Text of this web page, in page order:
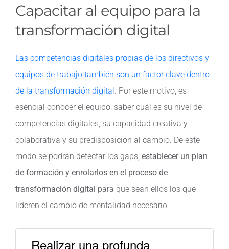
Capacitar al equipo para la
transformación digital
Las competencias digitales propias de los directivos y
equipos de trabajo también son un factor clave dentro
de la transformación digital . Por este motivo, es
esencial conocer el equipo, saber cuál es su nivel de
competencias digitales, su capacidad creativa y
colaborativa y su predisposición al cambio. De este
modo se podrán detectar los gaps, establecer un plan
de formación y enrolarlos en el proceso de
transformación digital para que sean ellos los que
lideren el cambio de mentalidad necesario.
Realizar una profunda